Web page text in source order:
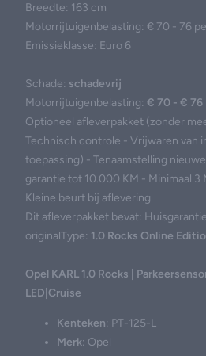
Breedte: 163 cm
Motorrijtuigenbelasting: € 70 - 76
Emissieklasse: Euro 6
Schade: schadevrij
Motorrijtuigenbelasting: € 70 - € 76
Optioneel afleverpakket (zonder
Technisch controle - Vrijwaren van
toepassing) - Tenaamstelling
garantie tot 10.000 KM - Minimaal 3
Kleine beurt bij aflevering
Dit afleverpakket bevat:
originalType: 1.0 Rocks Online
Opel KARL 1.0 Rocks |
LED|Cruise
Kenteken: PT-125-L
Merk: Opel